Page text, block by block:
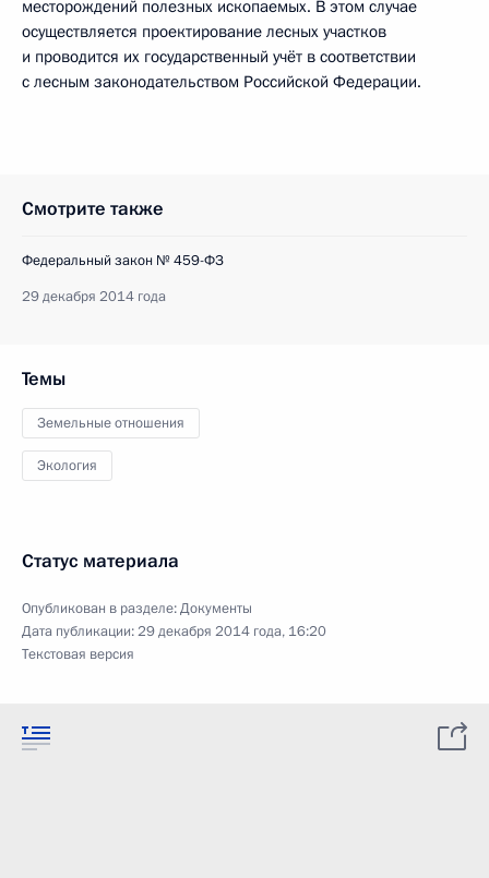
месторождений полезных ископаемых. В этом случае
осуществляется проектирование лесных участков
и проводится их государственный учёт в соответствии
с лесным законодательством Российской Федерации.
Смотрите также
Федеральный закон № 459-ФЗ
29 декабря 2014 года
Темы
Земельные отношения
Экология
Статус материала
Опубликован в разделе:Документы
Дата публикации:29 декабря 2014 года, 16:20
Текстовая версия